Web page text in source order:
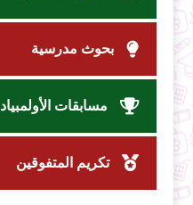
بحوث مدرسية
مسابقات الأولمبياد
تكريم المتفوقين